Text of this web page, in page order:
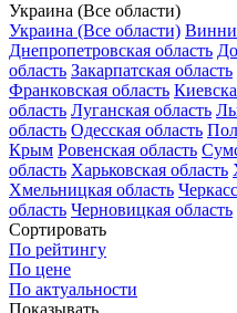
Украина (Все области)
Украина (Все области)
Днепропетровская область
область Закарпатская область
Франковская область
область Луганская область
область Одесская область
Крым Ровенская область
область Харьковская область
Хмельницкая область
область Черновицкая область
Сортировать
По рейтингу
По цене
По актуальности
Показывать